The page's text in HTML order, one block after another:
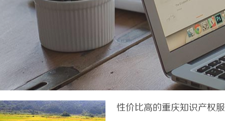
性价比高的重庆知识产权